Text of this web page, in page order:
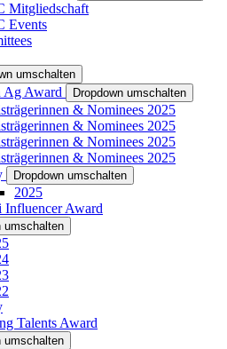
Mitgliedschaft
Events
umschalten
Ag Award Dropdown umschalten
& Nominees 2025
& Nominees 2025
& Nominees 2025
& Nominees 2025
Dropdown umschalten
2025
Award
umschalten
Talents Award
umschalten